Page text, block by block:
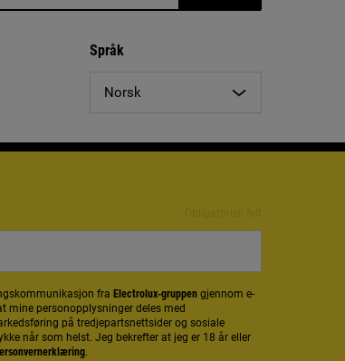
Språk
Norsk
fra Electrolux-gruppen gjennom e-
mine personopplysninger deles med
på tredjepartsnettsider og sosiale
når som helst. Jeg bekrefter at jeg er 18 år eller
.